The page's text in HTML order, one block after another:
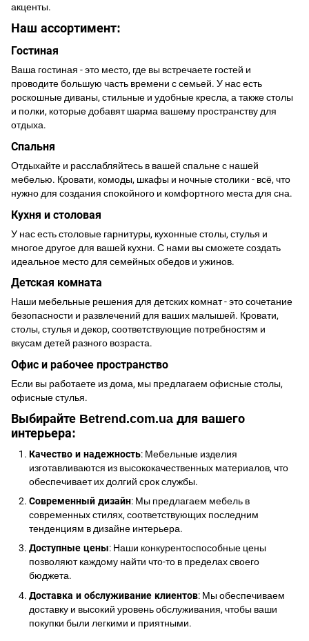
акценты.
Наш ассортимент:
Гостиная
Ваша гостиная - это место, где вы встречаете гостей и
проводите большую часть времени с семьей. У нас есть
роскошные диваны, стильные и удобные кресла, а также столы
и полки, которые добавят шарма вашему пространству для
отдыха.
Спальня
Отдыхайте и расслабляйтесь в вашей спальне с нашей
мебелью. Кровати, комоды, шкафы и ночные столики - всё, что
нужно для создания спокойного и комфортного места для сна.
Кухня и столовая
У нас есть столовые гарнитуры, кухонные столы, стулья и
многое другое для вашей кухни. С нами вы сможете создать
идеальное место для семейных обедов и ужинов.
Детская комната
Наши мебельные решения для детских комнат - это сочетание
безопасности и развлечений для ваших малышей. Кровати,
столы, стулья и декор, соответствующие потребностям и
вкусам детей разного возраста.
Офис и рабочее пространство
Если вы работаете из дома, мы предлагаем офисные столы,
офисные стулья.
Выбирайте Betrend.com.ua для вашего
интерьера:
Качество и надежность: Мебельные изделия
изготавливаются из высококачественных материалов, что
обеспечивает их долгий срок службы.
Современный дизайн: Мы предлагаем мебель в
современных стилях, соответствующих последним
тенденциям в дизайне интерьера.
Доступные цены: Наши конкурентоспособные цены
позволяют каждому найти что-то в пределах своего
бюджета.
Доставка и обслуживание клиентов: Мы обеспечиваем
доставку и высокий уровень обслуживания, чтобы ваши
покупки были легкими и приятными.